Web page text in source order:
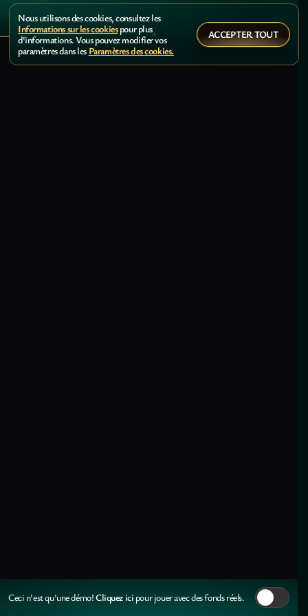
Ceci n'est qu'une démo!Cliquez ici pour jouer avec des fonds réels.
Nous utilisons des cookies, consultez les
Informations sur les cookiespour plus
d'informations. Vous pouvez modifier vos
paramètres dans les Paramètres des cookies.
ACCEPTER TOUT